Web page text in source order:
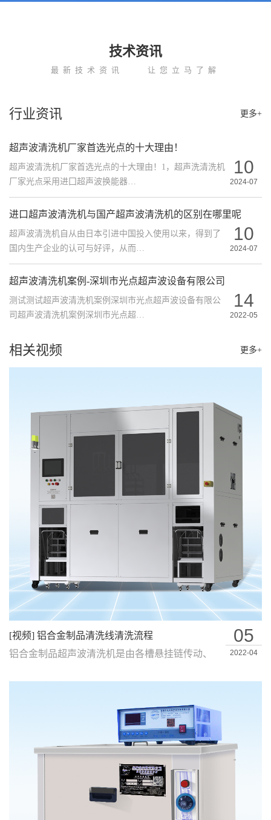
技术资讯
最新技术资讯 让您立马了解
更多+
行业资讯
超声波清洗机厂家首选光点的十大理由！
10
2024-07
超声波清洗机厂家首选光点的十大理由！1，超声洗清洗机
厂家光点采用进囗超声波换能器…
进口超声波清洗机与国产超声波清洗机的区别在哪里呢
10
2024-07
超声波清洗机自从由日本引进中国投入使用以来，得到了
国内生产企业的认可与好评，从而…
超声波清洗机案例-深圳市光点超声波设备有限公司
14
2022-05
测试测试超声波清洗机案例深圳市光点超声波设备有限公
司超声波清洗机案例深圳市光点超…
更多+
相关视频
05
2022-04
[视频] 铝合金制品清洗线清洗流程
铝合金制品超声波清洗机是由各槽悬挂链传动、